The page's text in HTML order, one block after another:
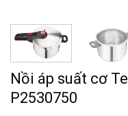
Nồi áp suất cơ
P2530750